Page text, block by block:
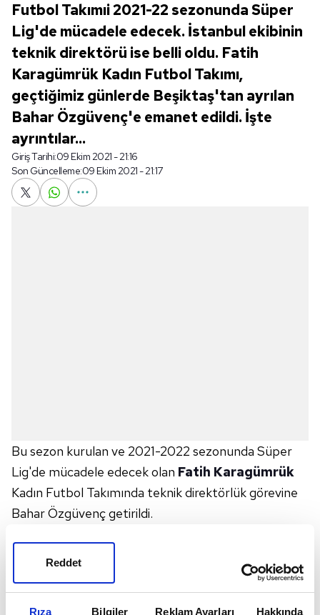
Rıza Bilgiler Reklam Ayarları Hakkında
Reddet
Futbol Takımıi 2021-22 sezonunda Süper
Lig'de mücadele edecek. İstanbul ekibinin
teknik direktörü ise belli oldu. Fatih
Karagümrük Kadın Futbol Takımı,
geçtiğimiz günlerde Beşiktaş'tan ayrılan
Bahar Özgüvenç'e emanet edildi. İşte
ayrıntılar...
Giriş Tarihi:09 Ekim 2021 - 21:16
Son Güncelleme:09 Ekim 2021 - 21:17
Bu sezon kurulan ve 2021-2022 sezonunda Süper
Lig'de mücadele edecek olan Fatih Karagümrük
Kadın Futbol Takımında teknik direktörlük görevine
Bahar Özgüvenç getirildi.
yaptığı açıklama ile kadın futbol takımı kurulduğunu
ekibi, Süper Lig'de mücadele
edecek olan kadın futbol takımının teknik